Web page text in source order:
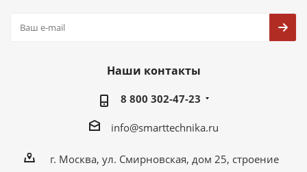
Наши контакты
8 800 302-47-23
info@smarttechnika.ru
г. Москва, ул. Смирновская, дом 25, строение